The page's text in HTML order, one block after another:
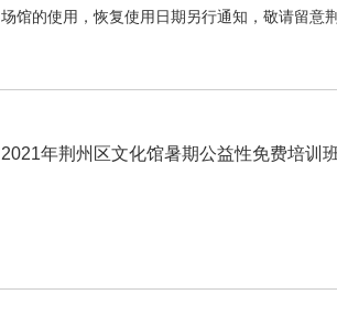
场馆的使用，恢复使用日期另行通知，敬请留
2021年荆州区文化馆暑期公益性免费培训